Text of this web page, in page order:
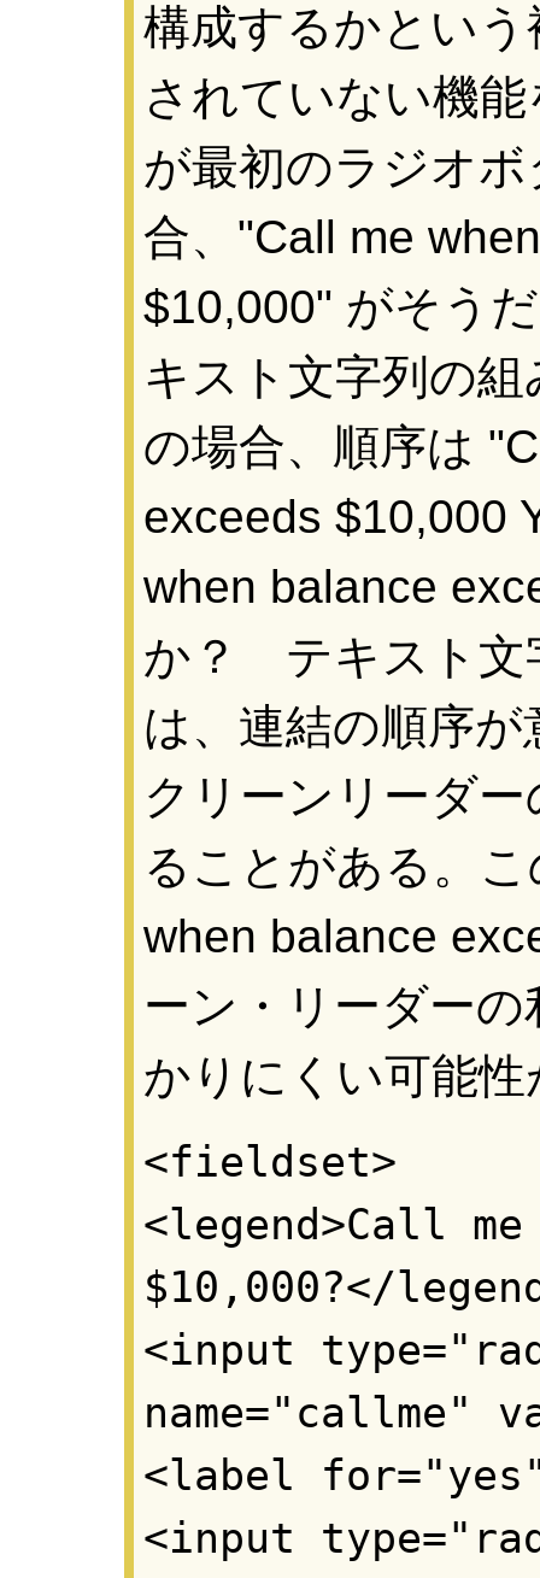
構成するかとい
されていない機
が最初のラジオ
合、"Call me
$10,000" がそう
キスト文字列の
の場合、順序は
exceeds $10,000
when balance
か？ テキスト文
は、連結の順序
クリーンリーダ
ることがある。
when balance
ーン・リーダー
かりにくい可能
<fieldset>
<legend>Call
$10,000?</
<input
name="callme"
<label
<input